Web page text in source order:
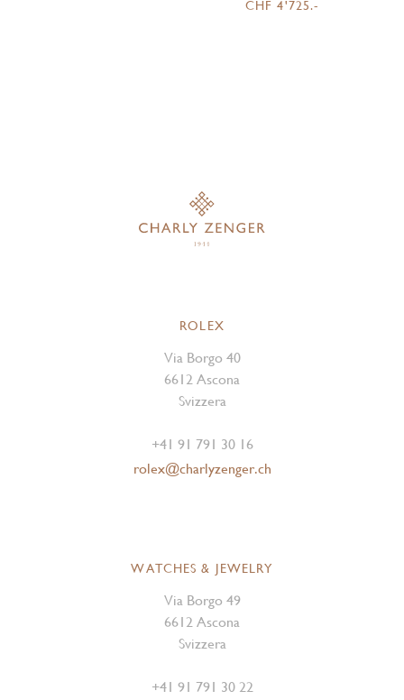
CHF 4'725.-
ROLEX
Via Borgo 40
6612 Ascona
Svizzera
+41 91 791 30 16
rolex@charlyzenger.ch
WATCHES & JEWELRY
Via Borgo 49
6612 Ascona
Svizzera
+41 91 791 30 22